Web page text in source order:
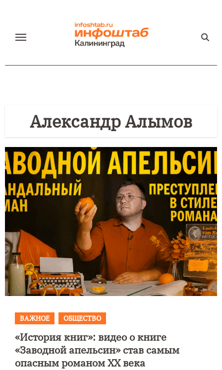
содержанию
Александр Алымов
ВАЖНОЕ ОБЩЕСТВО
«История книг»: видео о книге
«Заводной апельсин» став самым
опасным романом ХХ века